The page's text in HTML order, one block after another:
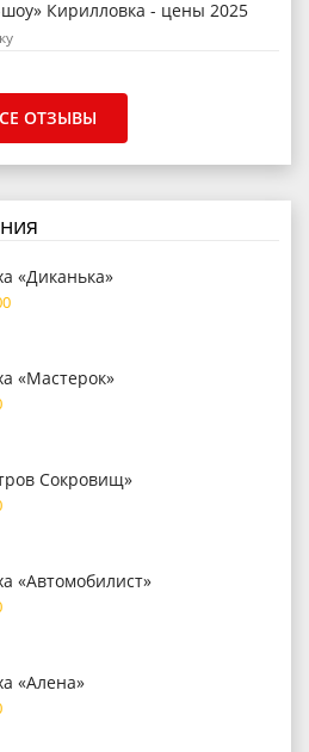
Кирилловка - цены 2025
ОТЗЫВЫ
«Диканька»
«Мастерок»
Сокровищ»
«Автомобилист»
«Алена»